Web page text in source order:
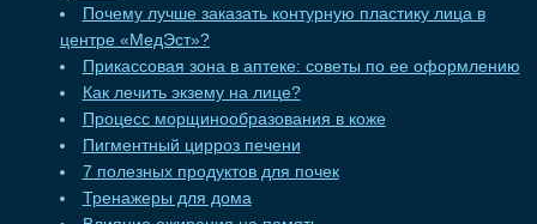
Почему лучше заказать контурную пластику лица в
центре «МедЭст»?
Прикассовая зона в аптеке: советы по ее оформлению
Как лечить экзему на лице?
Процесс морщинообразования в коже
Пигментный цирроз печени
7 полезных продуктов для почек
Тренажеры для дома